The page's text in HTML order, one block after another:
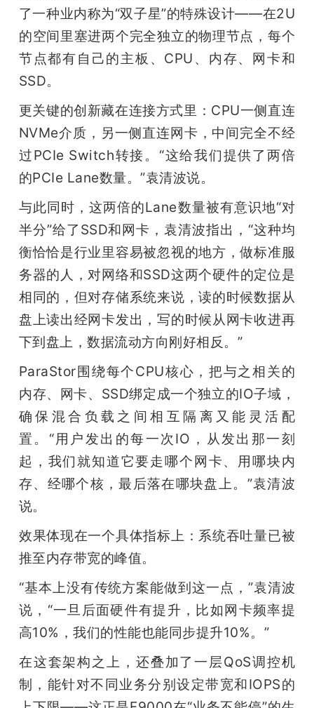
了一种业内称为“双子星”的特殊设计——在2U
的空间里塞进两个完全独立的物理节点，每个
节点都有自己的主板、CPU、内存、网卡和
SSD。
更关键的创新藏在连接方式里：CPU一侧直连
NVMe介质，另一侧直连网卡，中间完全不经
过PCIe Switch转接。“这给我们提供了两倍
的PCIe Lane数量。”袁清波说。
与此同时，这两倍的Lane数量被有意识地“对
半分”给了SSD和网卡，袁清波指出，“这种均
衡恰恰是行业里容易被忽视的地方，做标准服
务器的人，对网络和SSD这两个硬件的定位是
相同的，但对存储系统来说，读的时候数据从
盘上读出经网卡发出，写的时候从网卡收进再
下到盘上，数据流动方向刚好相反。”
ParaStor围绕每个CPU核心，把与之相关的
内存、网卡、SSD绑定成一个独立的IO子域，
确保混合负载之间相互隔离又能灵活配
置。“用户发出的每一次IO，从发出那一刻
起，我们就知道它要走哪个网卡、用哪块内
存、经哪个核，最后落在哪块盘上。”袁清波
说。
效果体现在一个具体指标上：系统吞吐量已被
推至内存带宽的峰值。
“基本上没有传统方案能做到这一点，”袁清波
说，“一旦后面硬件有提升，比如网卡频率提
高10%，我们的性能也能同步提升10%。”
在这套架构之上，还叠加了一层QoS调控机
制，能针对不同业务分别设定带宽和IOPS的